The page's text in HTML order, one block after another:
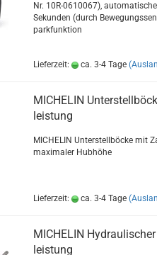
Nr. 10R-​0610067),
Se­kun­den (durch
park­funk­ti­on
Lieferzeit: ca. 3-4 Tage
MI­CHE­LIN
leis­tung
MI­CHE­LIN Un­ter­stell­bö­cke mit
ma­xi­ma­ler Hub­hö­he
Lieferzeit: ca. 3-4 Tage
MI­CHE­LIN
leis­tung